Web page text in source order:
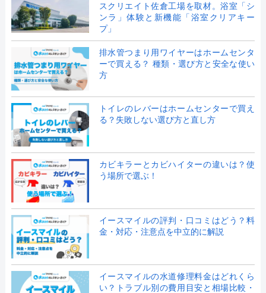
スクリエイト佐倉工場を取材。浴室「シ
ンラ」体験と新機能「浴室クリアキー
プ」
排水管つまり用ワイヤーはホームセンタ
ーで買える？ 種類・選び方と安全な使い
方
トイレのレバーはホームセンターで買え
る？失敗しない選び方と直し方
カビキラーとカビハイターの違いは？使
う場所で選ぶ！
イースマイルの評判・口コミはどう？料
金・対応・注意点を中立的に解説
イースマイルの水道修理料金はどれくら
い？トラブル別の費用目安と相場比較・